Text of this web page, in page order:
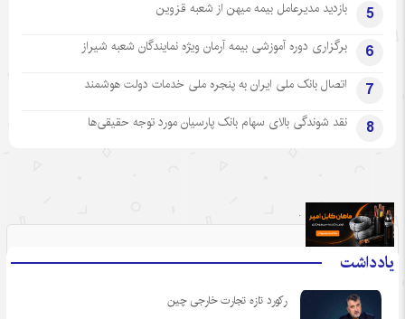
5 بازدید مدیرعامل بیمه میهن از شعبه قزوین
6 برگزاری دوره آموزشی بیمه آرمان ویژه نمایندگان شعبه شیراز
7 اتصال بانک ملی ایران به پنجره ملی خدمات دولت هوشمند
8 نقد شوندگی بالای سهام بانک پارسیان مورد توجه حقیقی‌ها
یادداشت
رکورد تازه تجارت خارجی چین
.